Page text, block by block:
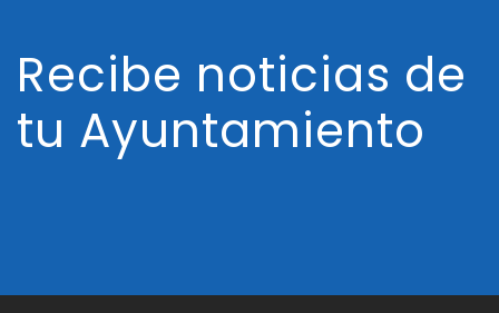
Recibe noticias de
tu Ayuntamiento